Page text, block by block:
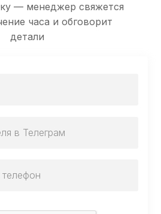
— менеджер свяжется
часа и обговорит
детали